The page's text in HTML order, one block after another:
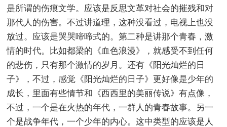
是所谓的伤痕文学。应该是反思文革对社会的摧残和对
那代人的伤害。不过讲道理，这种没看过，电视上也没
放过。应该是哭哭啼啼式的。第二种是讲那个青春，激
情的时代。比如都梁的《血色浪漫》，就感受不到任何
的悲伤，只有那个激情的岁月。还有《阳光灿烂的日
子》，不过，感觉《阳光灿烂的日子》更好像是少年的
成长，里面有些情节和《西西里的美丽传说》有点像，
不过，一个是在火热的年代，一群人的青春故事。另一
个是战争年代，一个少年的内心。这中类型的应该是人